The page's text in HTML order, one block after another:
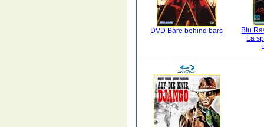
DVD Bare behind bars
Blu
La